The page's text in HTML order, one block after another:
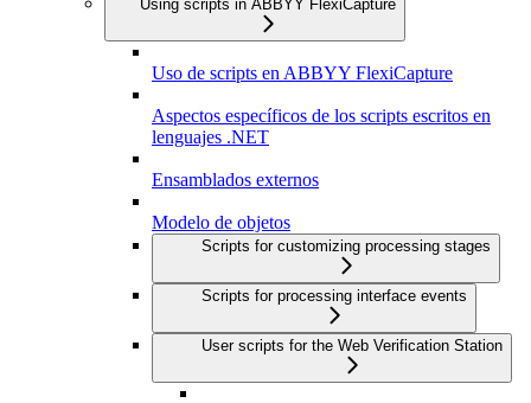
Using scripts in ABBYY FlexiCapture
Uso de scripts en ABBYY FlexiCapture
Aspectos específicos de los scripts escritos en
lenguajes .NET
Ensamblados externos
Modelo de objetos
Scripts for customizing processing stages
Scripts for processing interface events
User scripts for the Web Verification Station